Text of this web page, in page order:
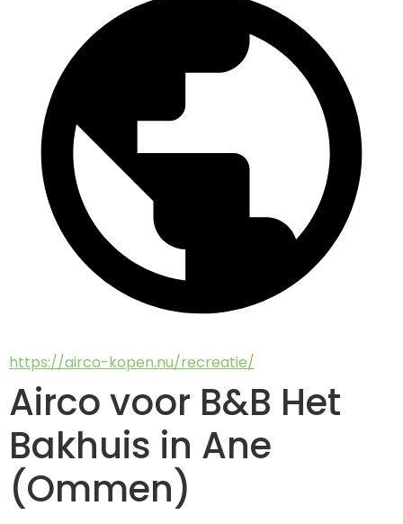
https://airco-kopen.nu/recreatie/
Airco voor B&B Het
Bakhuis in Ane
(Ommen)